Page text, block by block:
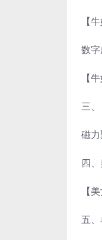
【
数
【
三、
磁
四
【
五